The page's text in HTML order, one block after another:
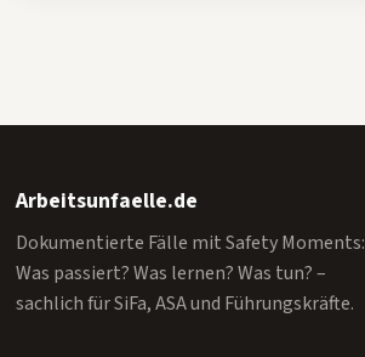
Arbeitsunfaelle.de
Dokumentierte Fälle mit Safety Moments:
Was passiert? Was lernen? Was tun? –
sachlich für SiFa, ASA und Führungskräfte.